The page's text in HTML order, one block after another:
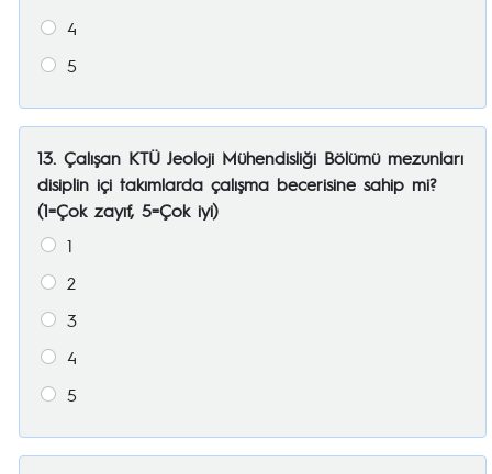
4
5
13. Çalışan KTÜ Jeoloji Mühendisliği Bölümü mezunları
disiplin içi takımlarda çalışma becerisine sahip mi?
(1=Çok zayıf, 5=Çok iyi)
1
2
3
4
5